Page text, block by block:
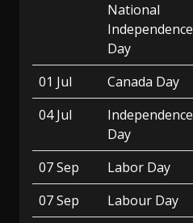
National
Independence
Day
01 Jul
Canada Day
04 Jul
Independence
Day
07 Sep
Labor Day
07 Sep
Labour Day